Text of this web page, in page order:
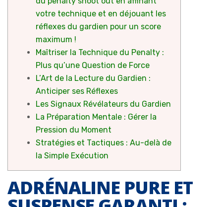
votre technique et en déjouant les
réflexes du gardien pour un score
maximum !
Maîtriser la Technique du Penalty :
Plus qu’une Question de Force
L’Art de la Lecture du Gardien :
Anticiper ses Réflexes
Les Signaux Révélateurs du Gardien
La Préparation Mentale : Gérer la
Pression du Moment
Stratégies et Tactiques : Au-delà de
la Simple Exécution
ADRÉNALINE PURE ET